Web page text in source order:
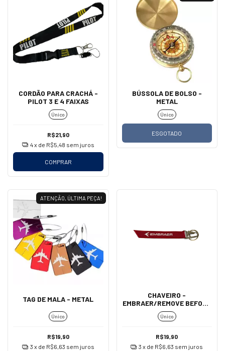
CORDÃO PARA CRACHÁ -
PILOT 3 E 4 FAIXAS
Único
R$21,90
4x de R$5,48 sem juros
COMPRAR
BÚSSOLA DE BOLSO -
METAL
Único
ESGOTADO
ATENÇÃO, ÚLTIMA PEÇA!
TAG DE MALA - METAL
Único
R$19,90
3 x de R$6,63 sem juros
CHAVEIRO -
EMBRAER/REMOVE BEFORE
FLIGHT (MOSQUETÃO)
Único
R$19,90
3 x de R$6,63 sem juros